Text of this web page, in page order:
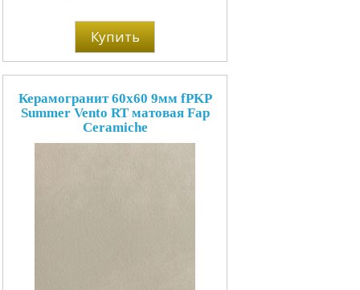
Купить
Керамогранит 60x60 9мм fPKP
Summer Vento RT матовая Fap
Ceramiche